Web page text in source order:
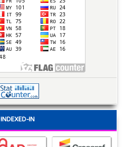
INDEXED-IN